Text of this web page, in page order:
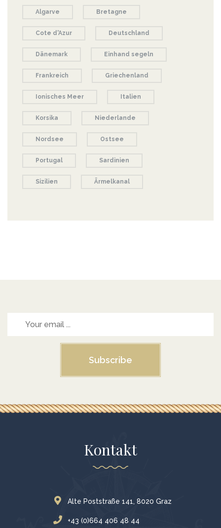
Algarve Bretagne
Cote d'Azur Deutschland
Dänemark Einhand segeln
Frankreich Griechenland
Ionisches Meer Italien
Korsika Niederlande
Nordsee Ostsee
Portugal Sardinien
Sizilien Ärmelkanal
Subscribe
Kontakt
Alte Poststraße 141, 8020 Graz
+43 (0)664 406 48 44